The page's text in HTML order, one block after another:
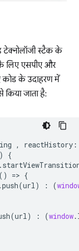
टेक्नोलॉजी स्टैक के
लिए एसपीए और
कोड के उदाहरण में
किया जाता है:
, reactHistory :
)
{
.
=> {
.push(url ) : (
(url ) : (window.